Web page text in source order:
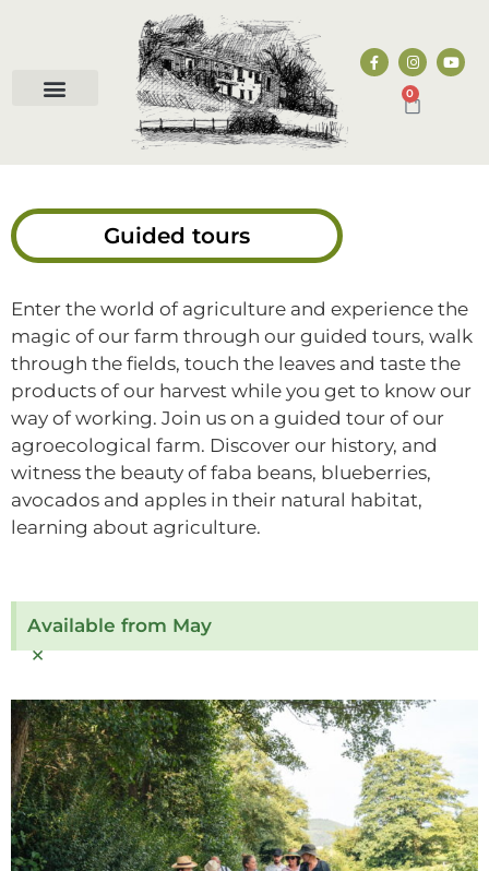
0
Guided tours
Enter the world of agriculture and experience the
magic of our farm through our guided tours, walk
through the fields, touch the leaves and taste the
products of our harvest while you get to know our
way of working. Join us on a guided tour of our
agroecological farm. Discover our history, and
witness the beauty of faba beans, blueberries,
avocados and apples in their natural habitat,
learning about agriculture.
Available from May
×